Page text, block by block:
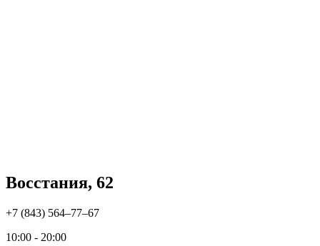
Восстания, 62
+7 (843) 564‒77‒67
10:00 - 20:00